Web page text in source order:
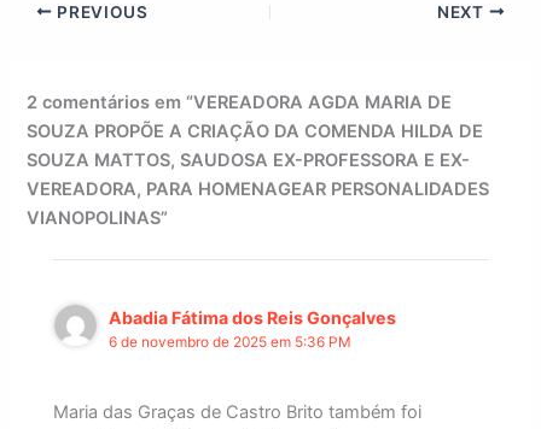
PREVIOUS NEXT
2 comentários em “VEREADORA AGDA MARIA DE
SOUZA PROPÕE A CRIAÇÃO DA COMENDA HILDA DE
SOUZA MATTOS, SAUDOSA EX-PROFESSORA E EX-
VEREADORA, PARA HOMENAGEAR PERSONALIDADES
VIANOPOLINAS”
Abadia Fátima dos Reis Gonçalves
6 de novembro de 2025 em 5:36 PM
Maria das Graças de Castro Brito também foi